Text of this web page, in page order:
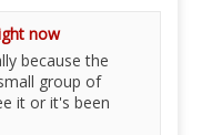
now
because the
group of
it or it's been